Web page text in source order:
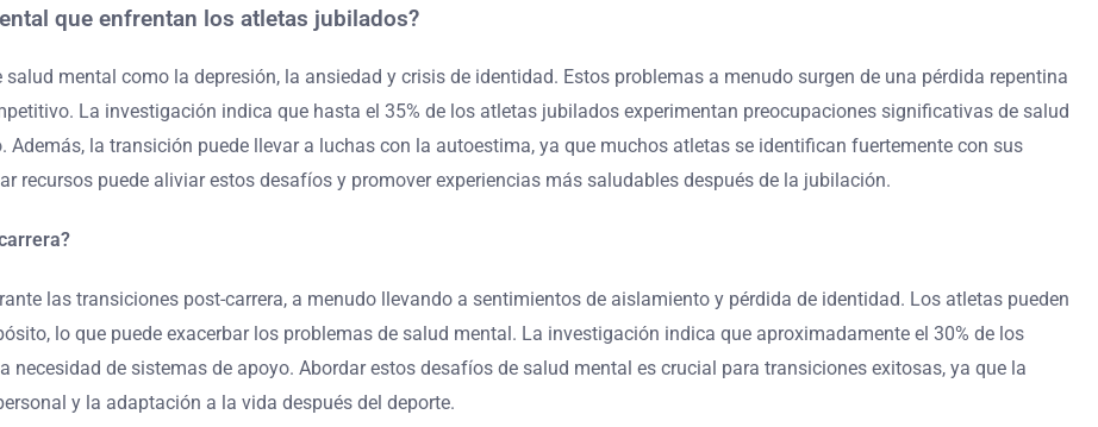
que enfrentan los atletas jubilados?
mental como la depresión, la ansiedad y crisis de identidad. Estos problemas a menudo surgen de una pérdida repentina
La investigación indica que hasta el 35% de los atletas jubilados experimentan preocupaciones significativas de salud
la transición puede llevar a luchas con la autoestima, ya que muchos atletas se identifican fuertemente con sus
recursos puede aliviar estos desafíos y promover experiencias más saludables después de la jubilación.
las transiciones post-carrera, a menudo llevando a sentimientos de aislamiento y pérdida de identidad. Los atletas pueden
lo que puede exacerbar los problemas de salud mental. La investigación indica que aproximadamente el 30% de los
de sistemas de apoyo. Abordar estos desafíos de salud mental es crucial para transiciones exitosas, ya que la
y la adaptación a la vida después del deporte.